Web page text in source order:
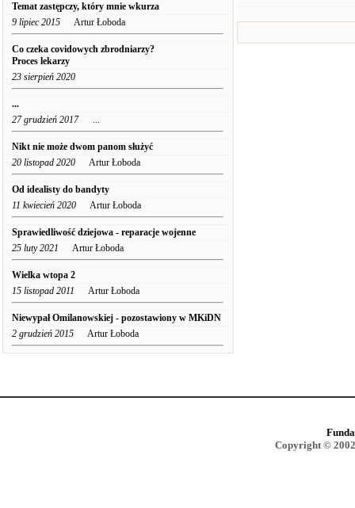
Temat zastępczy, który mnie wkurza
9 lipiec 2015 Artur Łoboda
Co czeka covidowych zbrodniarzy?
Proces lekarzy
23 sierpień 2020
...
27 grudzień 2017...
Nikt nie może dwom panom służyć
20 listopad 2020 Artur Łoboda
Od idealisty do bandyty
11 kwiecień 2020 Artur Łoboda
Sprawiedliwość dziejowa - reparacje wojenne
25 luty 2021 Artur Łoboda
Wielka wtopa 2
15 listopad 2011 Artur Łoboda
Niewypał Omilanowskiej - pozostawiony w MKiDN
2 grudzień 2015 Artur Łoboda
Copyright ©